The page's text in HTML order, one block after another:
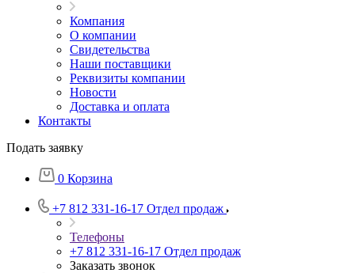
Компания
О компании
Свидетельства
Наши поставщики
Реквизиты компании
Новости
Доставка и оплата
Контакты
Подать заявку
0 Корзина
+7 812 331-16-17 Отдел продаж
Телефоны
+7 812 331-16-17 Отдел продаж
Заказать звонок